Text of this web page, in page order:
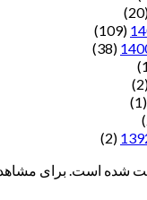
(109)
(38)
(1)
(2)
شده است. برای